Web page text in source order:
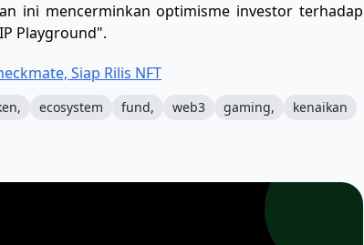
ini mencerminkan optimisme investor terhadap
Playground".
Siap Rilis NFT
ecosystem fund, web3 gaming,
kenaikan